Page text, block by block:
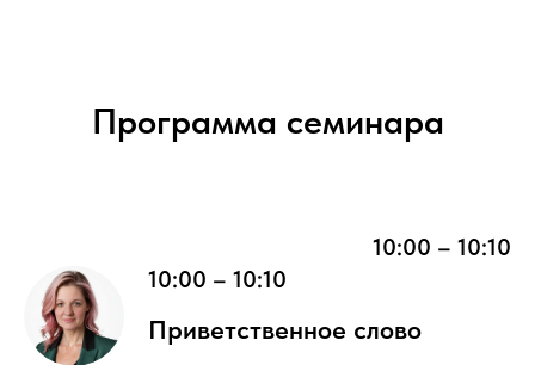
Программа семинара
10:00 – 10:10
10:00 – 10:10
Приветственное слово